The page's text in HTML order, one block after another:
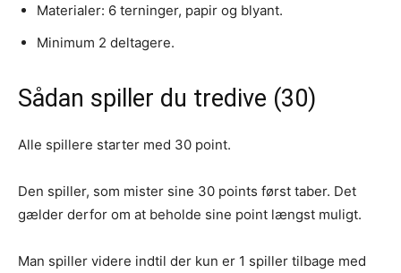
Materialer: 6 terninger, papir og blyant.
Minimum 2 deltagere.
Sådan spiller du tredive (30)
Alle spillere starter med 30 point.
Den spiller, som mister sine 30 points først taber. Det
gælder derfor om at beholde sine point længst muligt.
Man spiller videre indtil der kun er 1 spiller tilbage med